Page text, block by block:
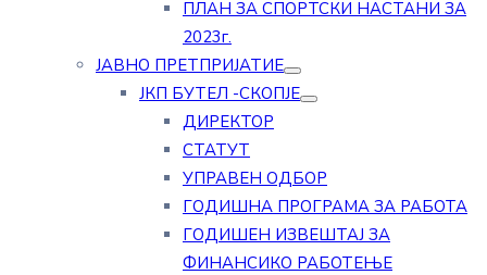
ПЛАН ЗА СПОРТСКИ НАСТАНИ ЗА
2023г.
ЈАВНО ПРЕТПРИЈАТИЕ
ЈКП БУТЕЛ -СКОПЈЕ
ДИРЕКТОР
СТАТУТ
УПРАВЕН ОДБОР
ГОДИШНА ПРОГРАМА ЗА РАБОТА
ГОДИШЕН ИЗВЕШТАЈ ЗА
ФИНАНСИКО РАБОТЕЊЕ